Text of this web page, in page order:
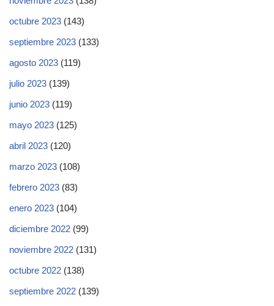
octubre 2023 (143)
septiembre 2023 (133)
agosto 2023 (119)
julio 2023 (139)
junio 2023 (119)
mayo 2023 (125)
abril 2023 (120)
marzo 2023 (108)
febrero 2023 (83)
enero 2023 (104)
diciembre 2022 (99)
noviembre 2022 (131)
octubre 2022 (138)
septiembre 2022 (139)